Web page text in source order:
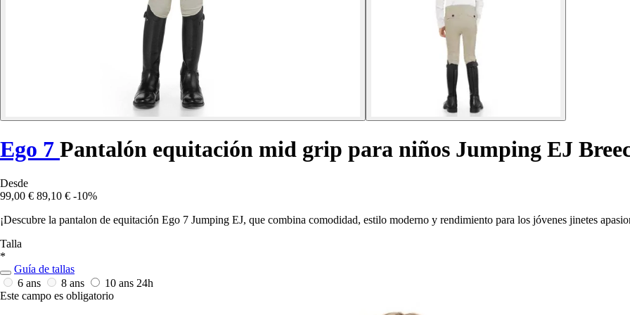
Ego 7 Pantalón equitación mid grip para niños Jumping EJ
Desde
99,00 € 89,10 € -10%
¡Descubre la pantalon de equitación Ego 7 Jumping EJ, que combina comodidad, estilo moderno y rendimiento para los jóvenes jinetes
Talla
*
Guía de tallas
6 ans
8 ans 10 ans 24h
Este campo es obligatorio